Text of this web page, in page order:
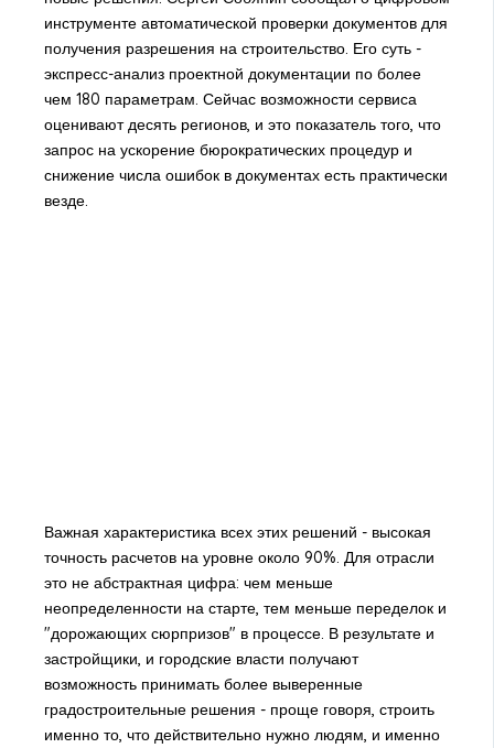
инструменте автоматической проверки документов для
получения разрешения на строительство. Его суть -
экспресс-анализ проектной документации по более
чем 180 параметрам. Сейчас возможности сервиса
оценивают десять регионов, и это показатель того, что
запрос на ускорение бюрократических процедур и
снижение числа ошибок в документах есть практически
везде.
Важная характеристика всех этих решений - высокая
точность расчетов на уровне около 90%. Для отрасли
это не абстрактная цифра: чем меньше
неопределенности на старте, тем меньше переделок и
"дорожающих сюрпризов" в процессе. В результате и
застройщики, и городские власти получают
возможность принимать более выверенные
градостроительные решения - проще говоря, строить
именно то, что действительно нужно людям, и именно